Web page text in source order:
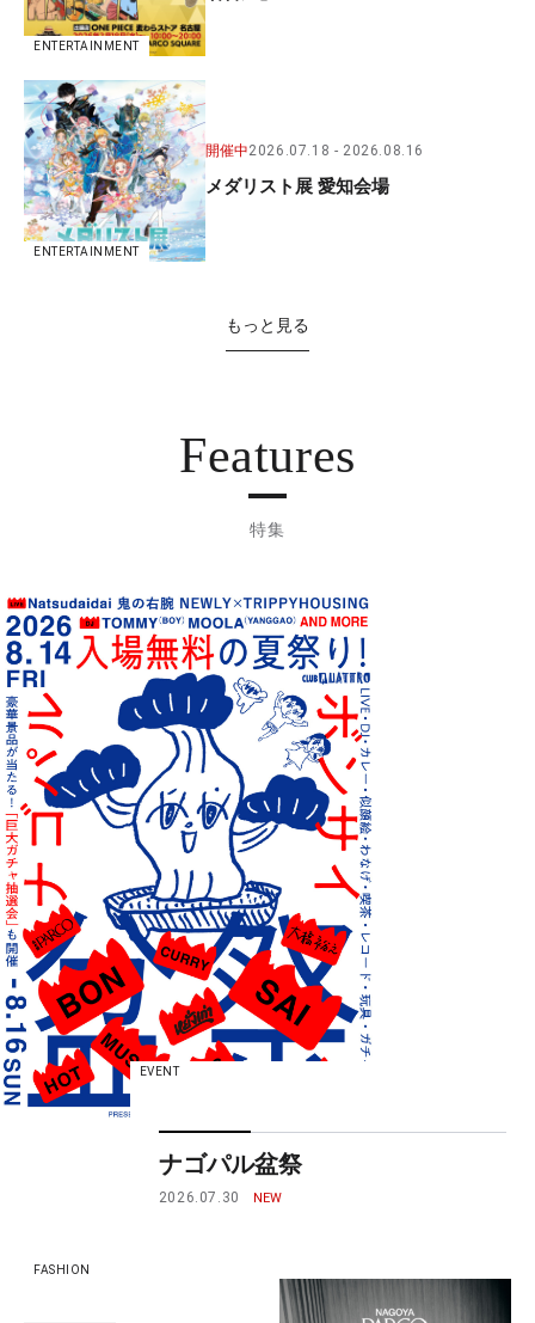
ENTERTAINMENT
ENTERTAINMENT
開催中2026.07.18 2026.08.16
メダリスト展 愛知会場
もっと見る
Features
特集
EVENT
ナゴパル盆祭
2026.07.30
FASHION